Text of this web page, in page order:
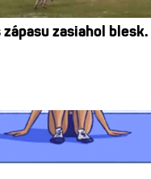
zasiahol